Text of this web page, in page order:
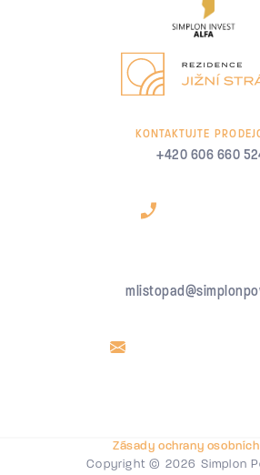
KONTAKTUJTE
+420 606 660
Copyright © 2026 Simplon
Zásady ochrany